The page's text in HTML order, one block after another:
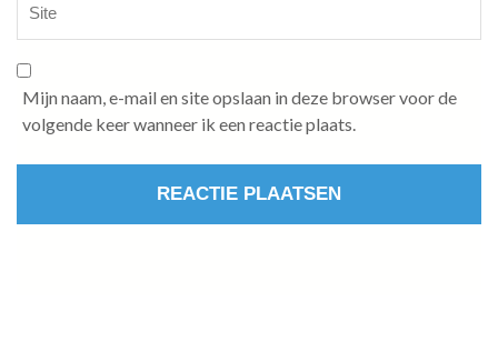
Mijn naam, e-mail en site opslaan in deze browser voor de
volgende keer wanneer ik een reactie plaats.